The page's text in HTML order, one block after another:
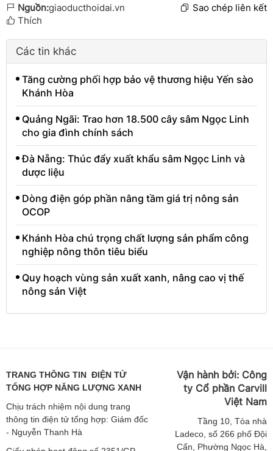
Nguồn:giaoducthoidai.vn
Sao chép liên kết
Thích
Các tin khác
Tăng cường phối hợp bảo vệ thương hiệu Yến sào
Khánh Hòa
Quảng Ngãi: Trao hơn 18.500 cây sâm Ngọc Linh
cho gia đình chính sách
Đà Nẵng: Thúc đẩy xuất khẩu sâm Ngọc Linh và
dược liệu
Dòng điện góp phần nâng tầm giá trị nông sản
OCOP
Khánh Hòa chú trọng chất lượng sản phẩm công
nghiệp nông thôn tiêu biểu
Quy hoạch vùng sản xuất xanh, nâng cao vị thế
nông sản Việt
TRANG THÔNG TIN ĐIỆN TỬ
TỔNG HỢP NĂNG LƯỢNG XANH
Chịu trách nhiệm nội dung trang
thông tin điện tử tổng hợp: Giám đốc
- Nguyễn Thanh Hà
Vận hành bởi: Công
ty Cổ phần Carvill
Việt Nam
Tầng 10, Tòa nhà
Ladeco, số 266 phố Đội
Cấn, Phường Ngọc Hà,